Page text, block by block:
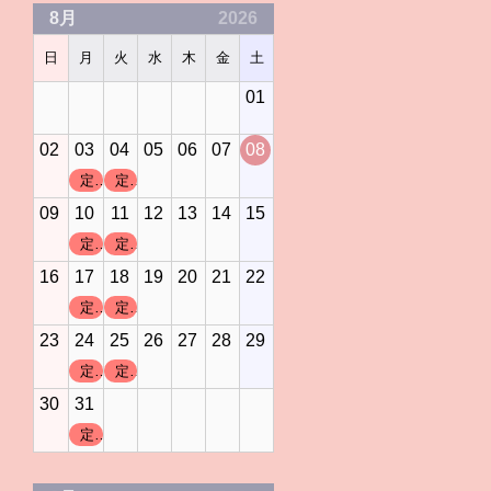
8月 2026
日 月 火 水 木 金 土
01
02 03
定休日
04
定休日
05 06 07 08
09 10
定休日
11
定休日
12 13 14 15
16 17
定休日
18
定休日
19 20 21 22
23 24
定休日
25
定休日
26 27 28 29
30 31
定休日